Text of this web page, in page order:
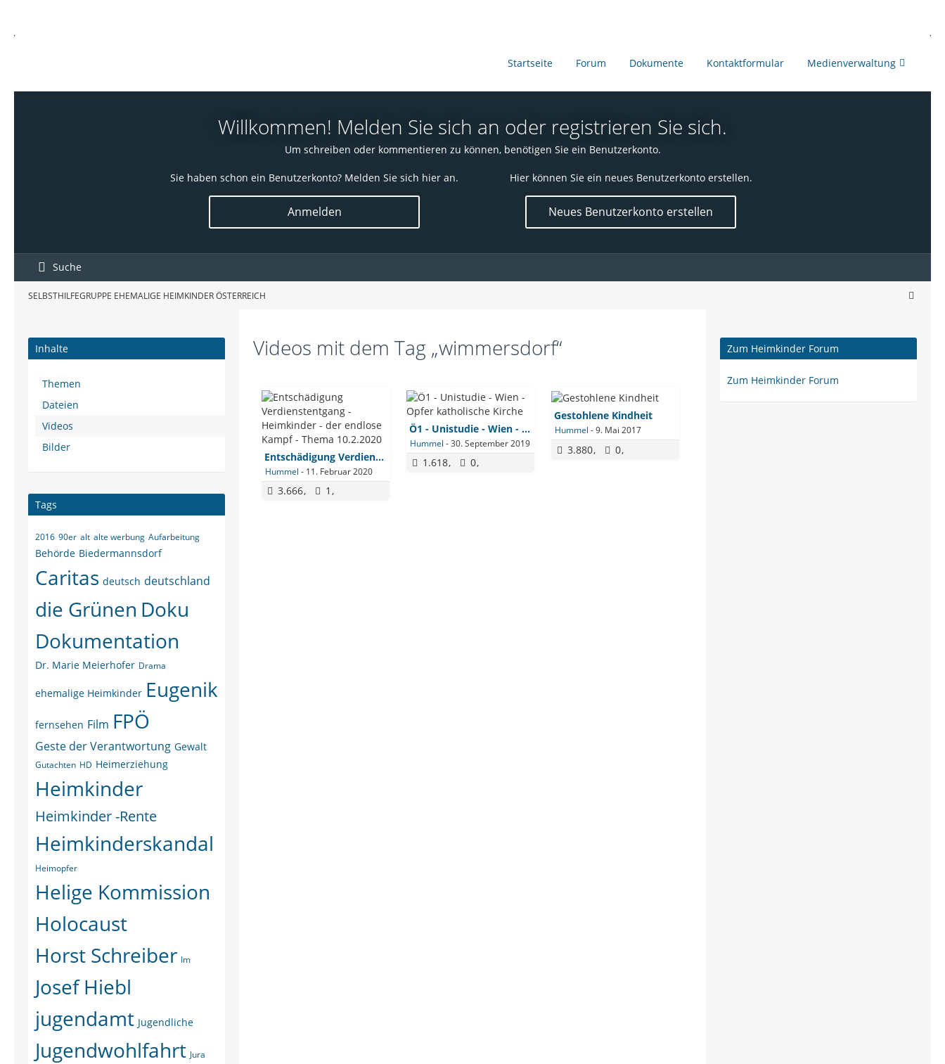
Startseite Forum Dokumente Kontaktformular Medienverwaltung
Willkommen! Melden Sie sich an oder registrieren Sie sich.
Um schreiben oder kommentieren zu können, benötigen Sie ein Benutzerkonto.
Sie haben schon ein Benutzerkonto? Melden Sie sich hier an.
Anmelden
Hier können Sie ein neues Benutzerkonto erstellen.
Neues Benutzerkonto erstellen
Suche
SELBSTHILFEGRUPPE EHEMALIGE HEIMKINDER ÖSTERREICH
Inhalte
Themen
Dateien
Videos
Bilder
Tags
2016 90er alt alte werbung Aufarbeitung
Behörde Biedermannsdorf
Caritas deutsch deutschland
die Grünen Doku
Dokumentation
Dr. Marie Meierhofer Drama
ehemalige Heimkinder Eugenik
fernsehen Film FPÖ
Geste der Verantwortung Gewalt
Gutachten HD Heimerziehung
Heimkinder
Heimkinder -Rente
Heimkinderskandal
Heimopfer
Helige Kommission
Holocaust
Horst Schreiber Im
Josef Hiebl
jugendamt Jugendliche
Jugendwohlfahrt Jura
Videos mit dem Tag „wimmersdorf“
Entschädigung Verdienstentgang​ - Heimkinder - der endlose Kampf - Thema 10.2.2020​
Hummel - 11. Februar 2020
3.666 1
Ö1 - Unistudie - Wien - Opfer katholische Kirche
Hummel -30. September 2019
1.618 0
Gestohlene Kindheit
Hummel -9. Mai 2017
3.880 0
Zum Heimkinder Forum
Zum Heimkinder Forum